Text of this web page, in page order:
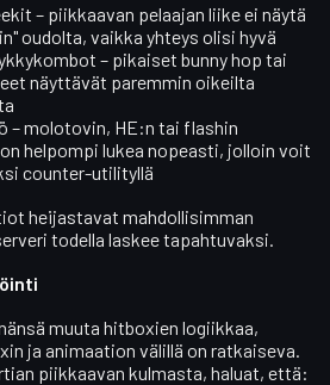
– piikkaavan pelaajan liike ei näytä
oudolta, vaikka yhteys olisi hyvä
– pikaiset bunny hop tai
näyttävät paremmin oikeilta
– molotovin, HE:n tai flashin
helpompi lukea nopeasti, jolloin voit
counter-utilityllä
heijastavat mahdollisimman
todella laskee tapahtuvaksi.
muuta hitboxien logiikkaa,
ja animaation välillä on ratkaiseva.
piikkaavan kulmasta, haluat, että: